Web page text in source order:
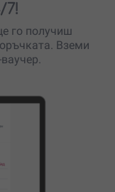
7!
го получиш
Вземи